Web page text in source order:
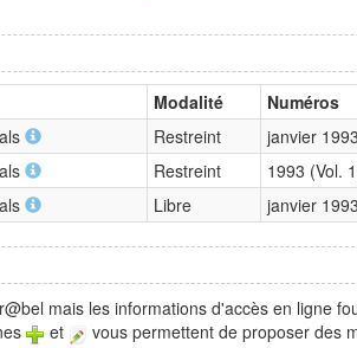
Modalité Numéros
Restreint janvier
Restreint
1993 (Vol.
Libre janvier
mais les informations d'accès en ligne
et vous permettent de proposer des